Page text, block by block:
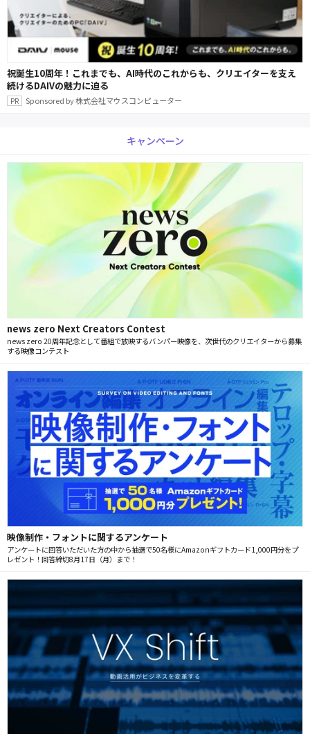
祝誕生10周年！これまでも、AI時代のこれからも、クリエイターを支え
続けるDAIVの魅力に迫る
Sponsored by 株式会社マウスコンピューター
キャンペーン
news zero Next Creators Contest
news zero 20周年記念として番組で放映するバンパー映像を、次世代のクリエイターから募集
する映像コンテスト
映像制作・フォントに関するアンケート
アンケートに回答いただいた方の中から抽選で50名様にAmazonギフトカード1,000円分をプ
レゼント！回答締切8月17日（月）まで！